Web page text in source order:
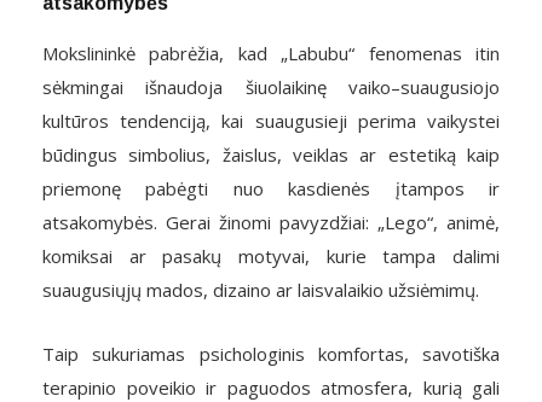
Mokslininkė pabrėžia, kad „Labubu“ fenomenas itin
sėkmingai išnaudoja šiuolaikinę vaiko–suaugusiojo
kultūros tendenciją, kai suaugusieji perima vaikystei
būdingus simbolius, žaislus, veiklas ar estetiką kaip
priemonę pabėgti nuo kasdienės įtampos ir
atsakomybės. Gerai žinomi pavyzdžiai: „Lego“, animė,
komiksai ar pasakų motyvai, kurie tampa dalimi
suaugusiųjų mados, dizaino ar laisvalaikio užsiėmimų.
Taip sukuriamas psichologinis komfortas, savotiška
terapinio poveikio ir paguodos atmosfera, kurią gali